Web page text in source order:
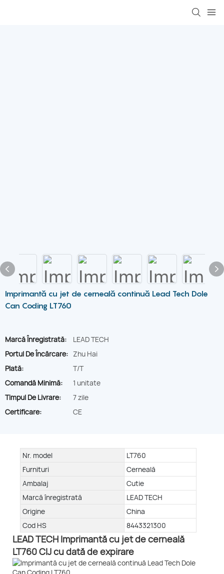
Imprimantă cu jet de cerneală continuă Lead Tech Dole
Can Coding LT760
Marcă Înregistrată:
LEAD TECH
Portul De Încărcare: Zhu Hai
Plată:
T/T
Comandă Minimă:
1 unitate
Timpul De Livrare:
7 zile
Certificare:
CE
Nr. model
LT760
Furnituri
Cerneală
Ambalaj
Cutie
Marcă înregistrată
LEAD TECH
Origine
China
Cod HS
8443321300
LEAD TECH Imprimantă cu jet de cerneală
LT760 CIJ cu dată de expirare